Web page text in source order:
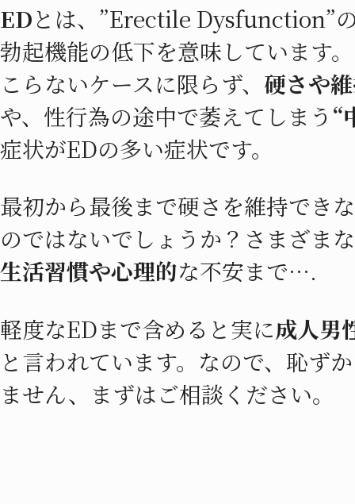
EDとは、”Erectile Dysfunction”
勃起機能の低下を意味しています
こらないケースに限らず、 硬さや
や、性行為の途中で萎えてしまう “
症状がEDの多い症状です。
最初から最後まで硬さを維持でき
のではないでしょうか？さまざま
生活習慣や心理的な不安まで….
軽度なEDまで含めると実に成人男
と言われています。なので、恥ず
ません、まずはご相談ください。